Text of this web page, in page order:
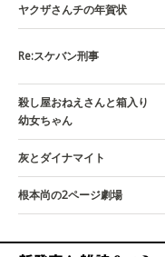
ヤクザさんチの年賀状
Re:スケバン刑事
殺し屋おねえさんと箱入り
幼女ちゃん
灰とダイナマイト
根本尚の2ページ劇場